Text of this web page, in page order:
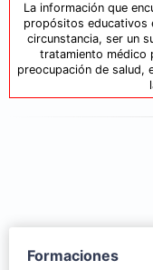
La información que
propósitos educativos
circunstancia, ser un
tratamiento médico
preocupación de salud,
Formaciones